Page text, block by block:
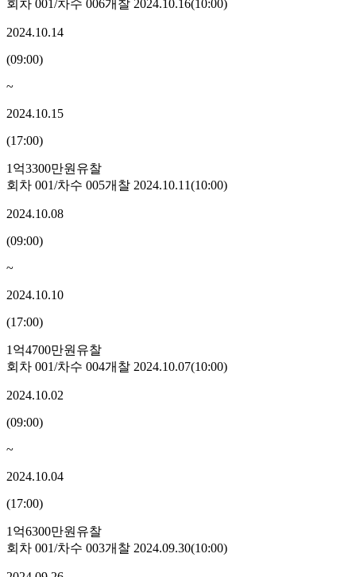
회차 001 /차수 006개찰 2024.10.16(10:00)
2024.10.14
(09:00)
~
2024.10.15
(17:00)
1억3300만원 유찰
회차 001/차수 005개찰 2024.10.11(10:00)
2024.10.08
(09:00)
~
2024.10.10
(17:00)
1억4700만원 유찰
회차 001/차수 004개찰 2024.10.07(10:00)
2024.10.02
(09:00)
~
2024.10.04
(17:00)
1억6300만원 유찰
회차 001/차수 003개찰 2024.09.30(10:00)